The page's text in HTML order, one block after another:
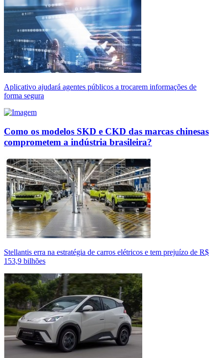
Aplicativo ajudará agentes públicos a trocarem informações de
forma segura
Como os modelos SKD e CKD das marcas chinesas
comprometem a indústria brasileira?
Stellantis erra na estratégia de carros elétricos e tem prejuízo de R$
153,9 bilhões